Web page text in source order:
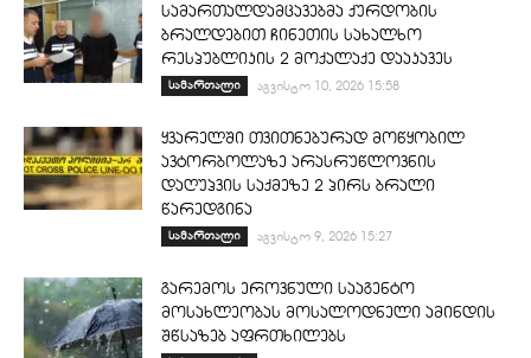
სამართალდამცავებმა ქურდობის
ბრალდებით ჩინეთის სახალხო
რესპუბლიკის 2 მოქალაქე დააკავეს
სამართალი აგვისტო 10, 2026 15:58
ყვარელში თვითნებურად მოწყობილ
ავტორბოლაზე არასრუწლოვნის
დაღუპვის საქმეზე 2 პირს ბრალი
წარედგინა
სამართალი აგვისტო 9, 2026 15:27
გარემოს ეროვნული სააგენტო
მოსახლეობას მოსალოდნელი ამინდის
შწსაზებ აფრთხილებს